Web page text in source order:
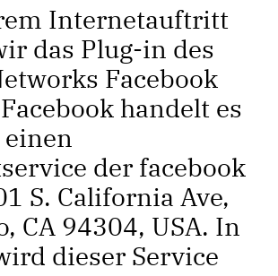
Internetauftritt
das Plug-in des
Facebook
handelt es
der facebook
S. California Ave,
CA 94304, USA. In
dieser Service